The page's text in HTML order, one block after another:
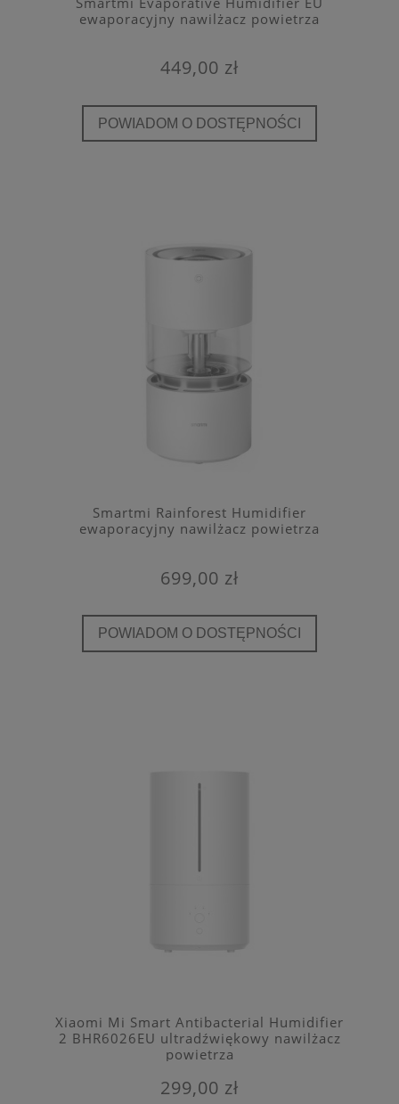
ewaporacyjny nawilżacz powietrza
449,00 zł
POWIADOM O DOSTĘPNOŚCI
Smartmi Rainforest Humidifier
ewaporacyjny nawilżacz powietrza
699,00 zł
POWIADOM O DOSTĘPNOŚCI
Xiaomi Mi Smart Antibacterial Humidifier
2 BHR6026EU ultradźwiękowy nawilżacz
powietrza
299,00 zł